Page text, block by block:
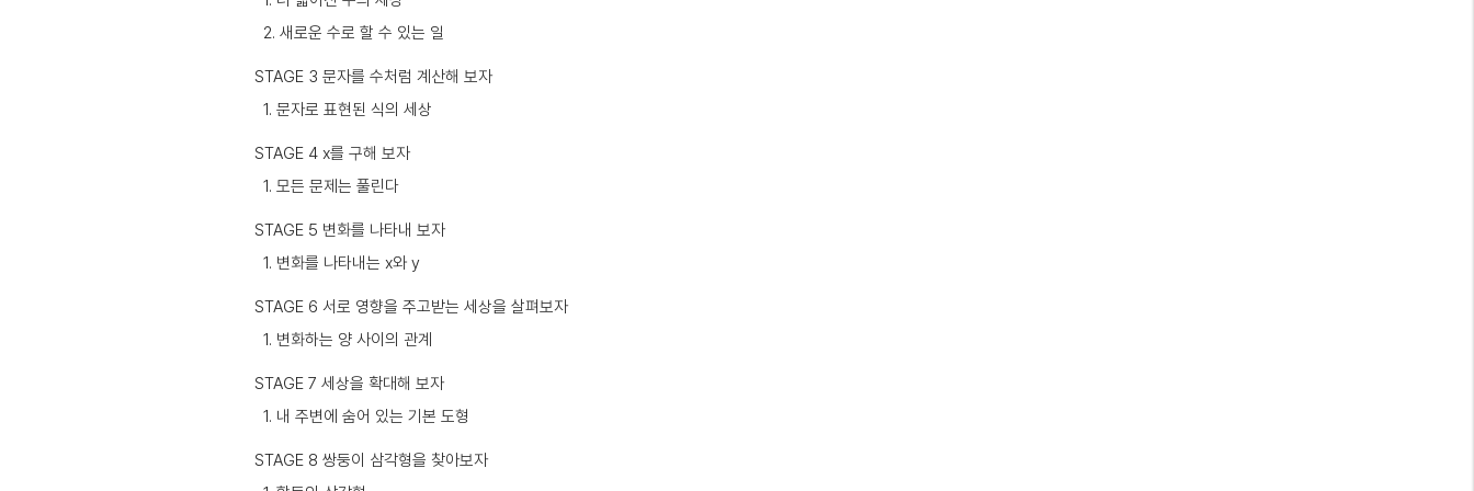
2. 새로운 수로 할 수 있는 일
STAGE 3 문자를 수처럼 계산해 보자
1. 문자로 표현된 식의 세상
STAGE 4 x를 구해 보자
1. 모든 문제는 풀린다
STAGE 5 변화를 나타내 보자
1. 변화를 나타내는 x와 y
STAGE 6 서로 영향을 주고받는 세상을 살펴보자
1. 변화하는 양 사이의 관계
STAGE 7 세상을 확대해 보자
1. 내 주변에 숨어 있는 기본 도형
STAGE 8 쌍둥이 삼각형을 찾아보자